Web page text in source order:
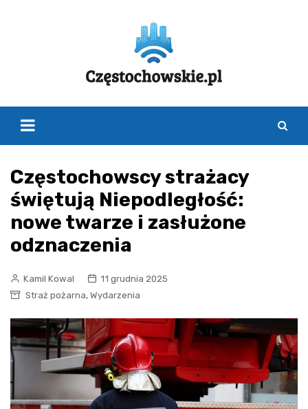
Częstochowscy strażacy
świętują Niepodległość:
nowe twarze i zasłużone
odznaczenia
Kamil Kowal
11 grudnia 2025
Straż pożarna, Wydarzenia